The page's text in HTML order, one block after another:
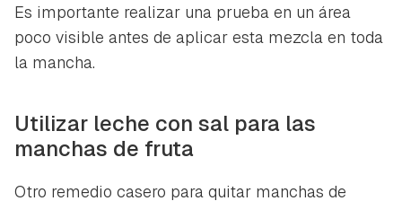
Guardar como favorito
iniciar sesión con tu cuenta de Hogarmanía.
Es importante realizar una prueba en un área
poco visible antes de aplicar esta mezcla en toda
la mancha.
Utilizar leche con sal para las
manchas de fruta
Otro remedio casero para quitar manchas de
Contenido enviado
Gracias por suscribirte a nuestro boletín.